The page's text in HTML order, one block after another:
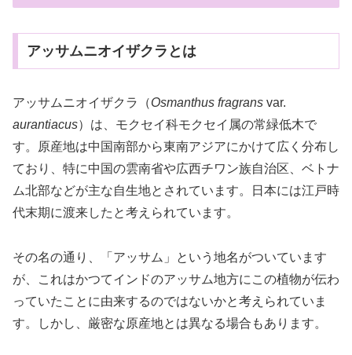
アッサムニオイザクラとは
アッサムニオイザクラ（Osmanthus fragrans var.
aurantiacus）は、モクセイ科モクセイ属の常緑低木で
す。原産地は中国南部から東南アジアにかけて広く分布し
ており、特に中国の雲南省や広西チワン族自治区、ベトナ
ム北部などが主な自生地とされています。日本には江戸時
代末期に渡来したと考えられています。
その名の通り、「アッサム」という地名がついています
が、これはかつてインドのアッサム地方にこの植物が伝わ
っていたことに由来するのではないかと考えられていま
す。しかし、厳密な原産地とは異なる場合もあります。